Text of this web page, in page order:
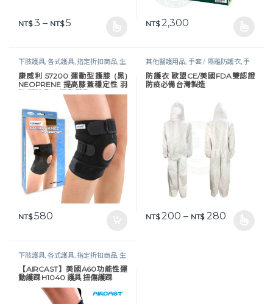
NT$3 – NT$5 價格範圍：NT$ 3 到 NT$ 5
NT$2,300
下肢護具,各式護具,指定折扣商品,生
活保健,護膝｜髕骨帶
康威利 57200 運動型護膝 (黑)
NEOPRENE 提高膝蓋穩定性 羽
球 網球 登山 運動護具 Conwell
NT$580
其他醫護用品, 手套 / 隔離防護衣,手
套及防護衣,照護耗材,生活保健,醫護
器材,防疫物資,防護衣 / 面罩
防護衣 歐盟CE/美國FDA雙認證
防疫必備 台灣製造
NT$200 – NT$280價格範圍
下肢護具,各式護具,指定折扣商品, 生
活保健 ,護踝｜垂足板
【AIRCAST】美國A60功能性運
動護踝 H1040 護具 扭傷護踝